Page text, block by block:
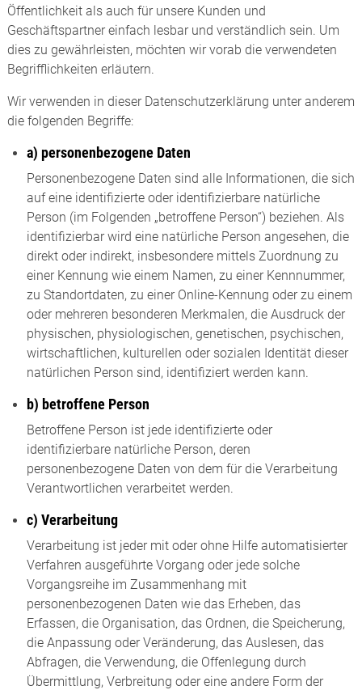
Öffentlichkeit als auch für unsere Kunden und
Geschäftspartner einfach lesbar und verständlich sein. Um
dies zu gewährleisten, möchten wir vorab die verwendeten
Begrifflichkeiten erläutern.
Wir verwenden in dieser Datenschutzerklärung unter anderem
die folgenden Begriffe:
a) personenbezogene Daten
Personenbezogene Daten sind alle Informationen, die sich
auf eine identifizierte oder identifizierbare natürliche
Person (im Folgenden „betroffene Person“) beziehen. Als
identifizierbar wird eine natürliche Person angesehen, die
direkt oder indirekt, insbesondere mittels Zuordnung zu
einer Kennung wie einem Namen, zu einer Kennnummer,
zu Standortdaten, zu einer Online-Kennung oder zu einem
oder mehreren besonderen Merkmalen, die Ausdruck der
physischen, physiologischen, genetischen, psychischen,
wirtschaftlichen, kulturellen oder sozialen Identität dieser
natürlichen Person sind, identifiziert werden kann.
b) betroffene Person
Betroffene Person ist jede identifizierte oder
identifizierbare natürliche Person, deren
personenbezogene Daten von dem für die Verarbeitung
Verantwortlichen verarbeitet werden.
c) Verarbeitung
Verarbeitung ist jeder mit oder ohne Hilfe automatisierter
Verfahren ausgeführte Vorgang oder jede solche
Vorgangsreihe im Zusammenhang mit
personenbezogenen Daten wie das Erheben, das
Erfassen, die Organisation, das Ordnen, die Speicherung,
die Anpassung oder Veränderung, das Auslesen, das
Abfragen, die Verwendung, die Offenlegung durch
Übermittlung, Verbreitung oder eine andere Form der